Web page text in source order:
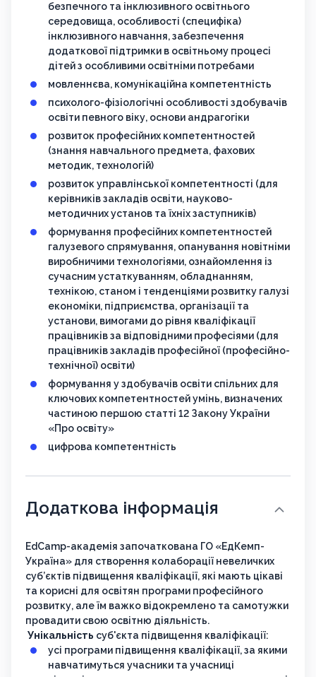
безпечного та інклюзивного освітнього
середовища, особливості (специфіка)
інклюзивного навчання, забезпечення
додаткової підтримки в освітньому процесі
дітей з особливими освітніми потребами
мовленнєва, комунікаційна компетентність
психолого-фізіологічні особливості здобувачів
освіти певного віку, основи андрагогіки
розвиток професійних компетентностей
(знання навчального предмета, фахових
методик, технологій)
розвиток управлінської компетентності (для
керівників закладів освіти, науково-
методичних установ та їхніх заступників)
формування професійних компетентностей
галузевого спрямування, опанування новітніми
виробничими технологіями, ознайомлення із
сучасним устаткуванням, обладнанням,
технікою, станом і тенденціями розвитку галузі
економіки, підприємства, організації та
установи, вимогами до рівня кваліфікації
працівників за відповідними професіями (для
працівників закладів професійної (професійно-
технічної) освіти)
формування у здобувачів освіти спільних для
ключових компетентностей умінь, визначених
частиною першою статті 12 Закону України
«Про освіту»
цифрова компетентність
Додаткова інформація
EdCamp-академія започаткована ГО «ЕдКемп-
Україна» для створення колаборації невеличких
суб’єктів підвищення кваліфікації, які мають цікаві
та корисні для освітян програми професійного
розвитку, але їм важко відокремлено та самотужки
провадити свою освітню діяльність.
Унікальність суб'єкта підвищення кваліфікації:
усі програми підвищення кваліфікації, за якими
навчатимуться учасники та учасниці